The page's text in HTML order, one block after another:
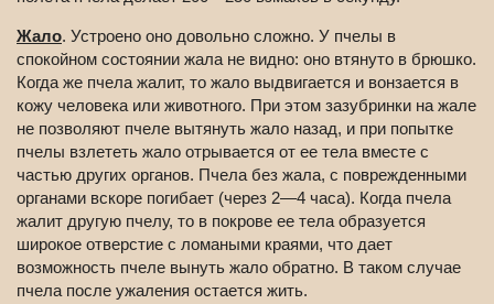
Жало. Устроено оно довольно сложно. У пчелы в
спокойном состоянии жала не видно: оно втянуто в брюшко.
Когда же пчела жалит, то жало выдвигается и вонзается в
кожу человека или животного. При этом зазубринки на жале
не позволяют пчеле вытянуть жало назад, и при попытке
пчелы взлететь жало отрывается от ее тела вместе с
частью других органов. Пчела без жала, с поврежденными
органами вскоре погибает (через 2—4 часа). Когда пчела
жалит другую пчелу, то в покрове ее тела образуется
широкое отверстие с ломаными краями, что дает
возможность пчеле вынуть жало обратно. В таком случае
пчела после ужаления остается жить.